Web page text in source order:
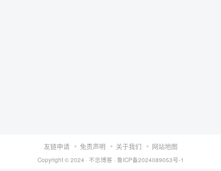
友链申请 免责声明 关于我们 网站地图
Copyright © 2024 · 不念博客 · 鲁ICP备2024089053号-1